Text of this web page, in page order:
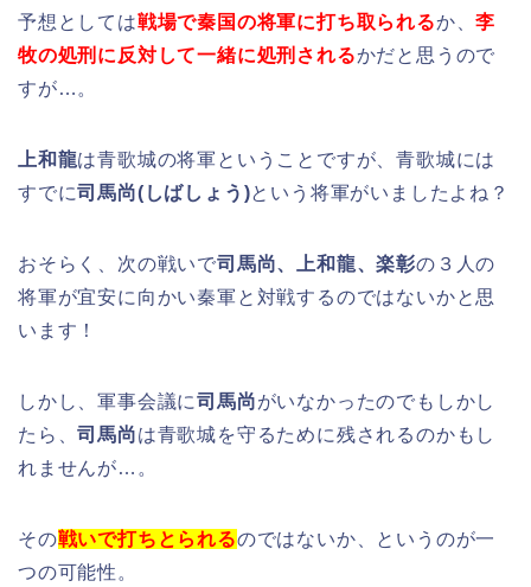
予想としては戦場で秦国の将軍に打ち取られるか、李
牧の処刑に反対して一緒に処刑されるかだと思うので
すが…。
上和龍は青歌城の将軍ということですが、青歌城には
すでに司馬尚(しばしょう)という将軍がいましたよね？
おそらく、次の戦いで司馬尚、上和龍、楽彰の３人の
将軍が宜安に向かい秦軍と対戦するのではないかと思
います！
しかし、軍事会議に司馬尚がいなかったのでもしかし
たら、司馬尚は青歌城を守るために残されるのかもし
れませんが…。
その戦いで打ちとられるのではないか、というのが一
つの可能性。